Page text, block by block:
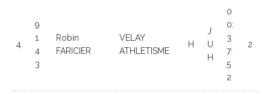
4
9
1
4
3
Robin
FARICIER
VELAY
ATHLETISME
H
J
U
H
0
0:
3
7:
5
2
2